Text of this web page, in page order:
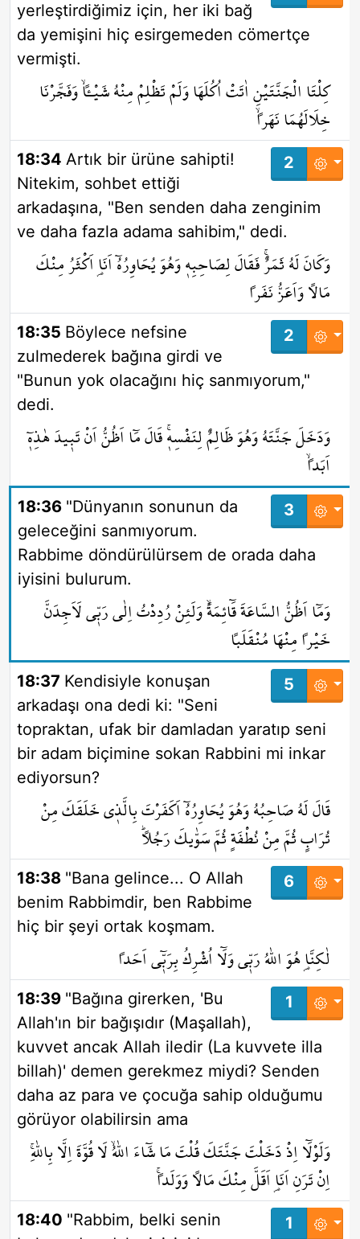
yerleştirdiğimiz için, her iki bağ
da yemişini hiç esirgemeden cömertçe
vermişti.
كِلْتَا الْجَنَّتَيْنِ اٰتَتْ اُكُلَهَا وَلَمْ تَظْلِمْ مِنْهُ شَيْـٔاًۙ وَفَجَّرْنَا
خِلَالَهُمَا نَهَراًۙ
2
18:34 Artık bir ürüne sahipti!
Nitekim, sohbet ettiği
arkadaşına, "Ben senden daha zenginim
ve daha fazla adama sahibim," dedi.
وَكَانَ لَهُ ثَمَرٌۚ فَقَالَ لِصَاحِبِه۪ وَهُوَ يُحَاوِرُهُٓ اَنَا۬ اَكْثَرُ مِنْكَ
مَالاً وَاَعَزُّ نَفَراً
2
18:35 Böylece nefsine
zulmederek bağına girdi ve
"Bunun yok olacağını hiç sanmıyorum,"
dedi.
وَدَخَلَ جَنَّتَهُ وَهُوَ ظَالِمٌ لِنَفْسِه۪ۚ قَالَ مَٓا اَظُنُّ اَنْ تَب۪يدَ هٰذِه۪ٓ
اَبَداًۙ
3
18:36 "Dünyanın sonunun da
geleceğini sanmıyorum.
Rabbime döndürülürsem de orada daha
iyisini bulurum.
وَمَٓا اَظُنُّ السَّاعَةَ قَٓائِمَةًۙ وَلَئِنْ رُدِدْتُ اِلٰى رَبّ۪ي لَاَجِدَنَّ
خَيْراً مِنْهَا مُنْقَلَباً
5
18:37 Kendisiyle konuşan
arkadaşı ona dedi ki: "Seni
topraktan, ufak bir damladan yaratıp seni
bir adam biçimine sokan Rabbini mi inkar
ediyorsun?
قَالَ لَهُ صَاحِبُهُ وَهُوَ يُحَاوِرُهُٓ اَكَفَرْتَ بِالَّذ۪ي خَلَقَكَ مِنْ
تُرَابٍ ثُمَّ مِنْ نُطْفَةٍ ثُمَّ سَوّٰيكَ رَجُلاًۜ
6
18:38 "Bana gelince... O Allah
benim Rabbimdir, ben Rabbime
hiç bir şeyi ortak koşmam.
لٰكِنَّا۬ هُوَ اللّٰهُ رَبّ۪ي وَلَٓا اُشْرِكُ بِرَبّ۪ٓي اَحَداً
1
18:39 "Bağına girerken, 'Bu
Allah'ın bir bağışıdır (Maşallah),
kuvvet ancak Allah iledir (La kuvvete illa
billah)' demen gerekmez miydi? Senden
daha az para ve çocuğa sahip olduğumu
görüyor olabilirsin ama
وَلَوْلَٓا اِذْ دَخَلْتَ جَنَّتَكَ قُلْتَ مَا شَٓاءَ اللّٰهُۙ لَا قُوَّةَ اِلَّا بِاللّٰهِۚ
اِنْ تَرَنِ اَنَا۬ اَقَلَّ مِنْكَ مَالاً وَوَلَداًۚ
1
18:40 "Rabbim, belki senin